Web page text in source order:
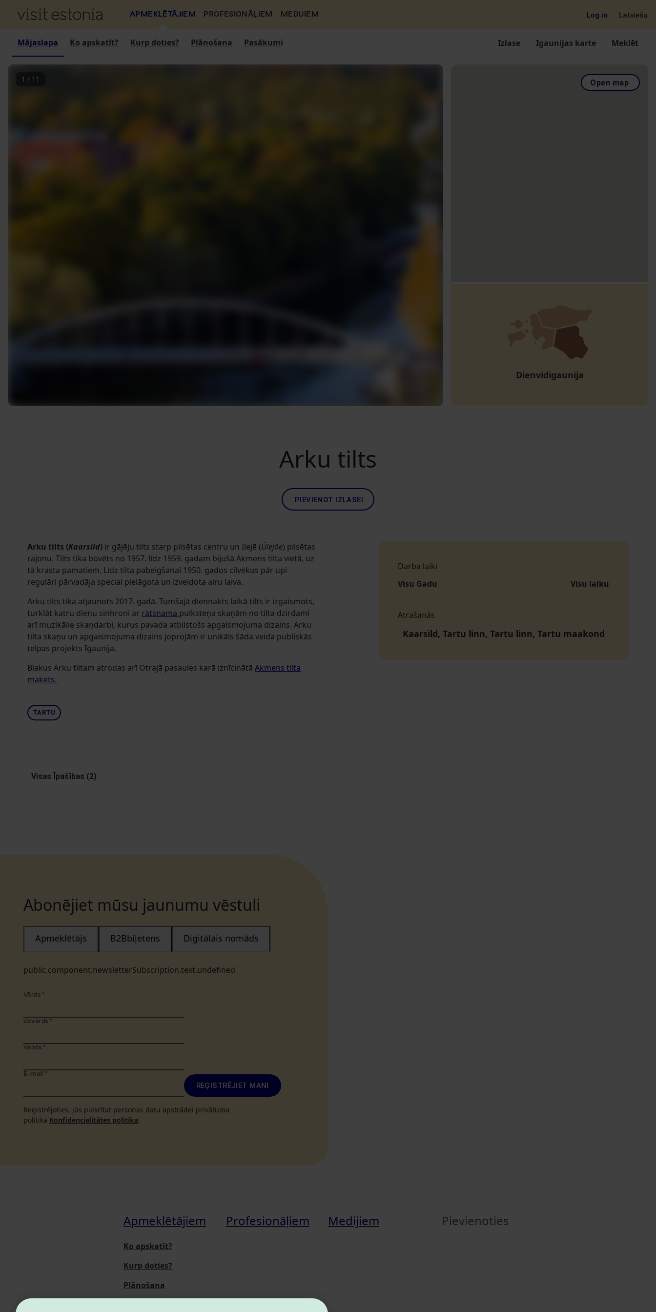
APMEKLĒTĀJIEM PROFESIONĀĻIEM MEDIJIEM Log in Latviešu
Mājaslapa Ko apskatīt? Kurp doties? Plānošana Pasākumi Izlase Igaunijas karte Meklēt
1 / 11 Open map
Dienvidigaunija
Arku tilts
PIEVIENOT IZLASEI
Arku tilts (Kaarsild) ir gājēju tilts starp pilsētas centru un Ilejē (Ülejõe) pilsētas
rajonu. Tilts tika būvēts no 1957. līdz 1959. gadam bijušā Akmens tilta vietā, uz
tā krasta pamatiem. Līdz tilta pabeigšanai 1950. gados cilvēkus pār upi
regulāri pārvadāja special pielāgota un izveidota airu laiva.
Arku tilts tika atjaunots 2017. gadā. Tumšajā diennakts laikā tilts ir izgaismots,
turklāt katru dienu sinhroni ar rātsnama pulksteņa skaņām no tilta dzirdami
arī muzikālie skaņdarbi, kurus pavada atbilstošs apgaismojuma dizains. Arku
tilta skaņu un apgaismojuma dizains joprojām ir unikāls šāda veida publiskās
telpas projekts Igaunijā.
Blakus Arku tiltam atrodas arī Otrajā pasaules karā iznīcinātā Akmens tilta
makets.
TARTU
Visas Īpašības (2)
Darba laiki
Visu Gadu
Visu laiku
Atrašanās
Kaarsild, Tartu linn, Tartu linn, Tartu maakond
Abonējiet mūsu jaunumu vēstuli
public.component.newsletterSubscription.text.undefined
Apmeklētājs B2Bbiļetens Digitālais nomāds
Vārds *
Uzvārds *
Valsts *
E-mail *
REĢISTRĒJIET MANI
Reģistrējoties, jūs piekrītat personas datu apstrādei privātuma
politikā Konfidencialitātes politika.
Apmeklētājiem
Ko apskatīt?
Kurp doties?
Plānošana
Profesionāļiem Medijiem Pievienoties